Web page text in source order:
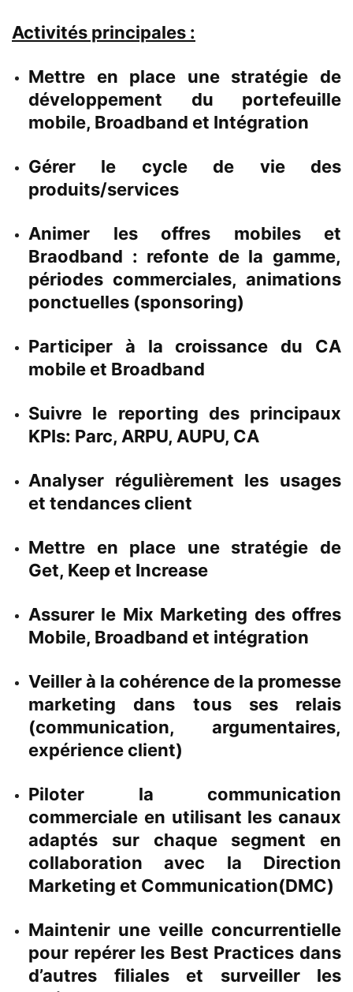
Activités principales :
Mettre en place une stratégie de
développement du portefeuille
mobile, Broadband et Intégration
Gérer le cycle de vie des
produits/services
Animer les offres mobiles et
Braodband : refonte de la gamme,
périodes commerciales, animations
ponctuelles (sponsoring)
Participer à la croissance du CA
mobile et Broadband
Suivre le reporting des principaux
KPIs: Parc, ARPU, AUPU, CA
Analyser régulièrement les usages
et tendances client
Mettre en place une stratégie de
Get, Keep et Increase
Assurer le Mix Marketing des offres
Mobile, Broadband et intégration
Veiller à la cohérence de la promesse
marketing dans tous ses relais
(communication, argumentaires,
expérience client)
Piloter la communication
commerciale en utilisant les canaux
adaptés sur chaque segment en
collaboration avec la Direction
Marketing et Communication(DMC)
Maintenir une veille concurrentielle
pour repérer les Best Practices dans
d’autres filiales et surveiller les